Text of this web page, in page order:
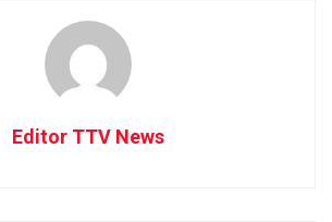
Editor TTV News